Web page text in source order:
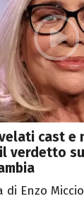
cast e
verdetto
di Enzo